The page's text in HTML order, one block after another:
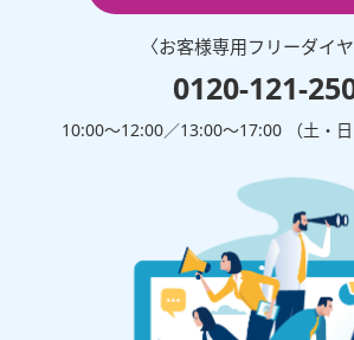
〈お客様専⽤フリーダイヤ
0120-121-
10:00～12:00∕13:00～17:00 （⼟・⽇